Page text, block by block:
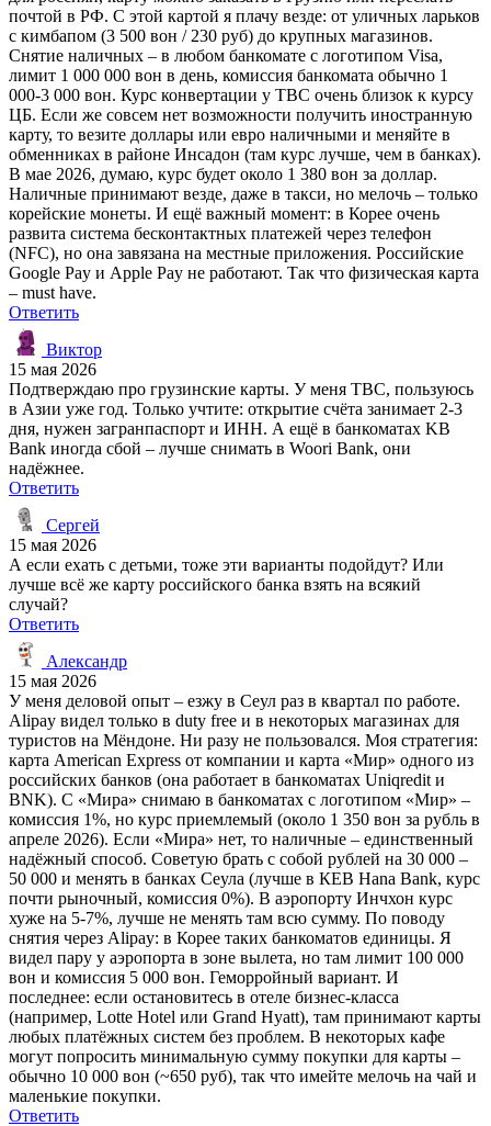
почтой в РФ. С этой картой я плачу везде: от уличных ларьков
с кимбапом (3 500 вон / 230 руб) до крупных магазинов.
Снятие наличных – в любом банкомате с логотипом Visa,
лимит 1 000 000 вон в день, комиссия банкомата обычно 1
000-3 000 вон. Курс конвертации у TBC очень близок к курсу
ЦБ. Если же совсем нет возможности получить иностранную
карту, то везите доллары или евро наличными и меняйте в
обменниках в районе Инсадон (там курс лучше, чем в банках).
В мае 2026, думаю, курс будет около 1 380 вон за доллар.
Наличные принимают везде, даже в такси, но мелочь – только
корейские монеты. И ещё важный момент: в Корее очень
развита система бесконтактных платежей через телефон
(NFC), но она завязана на местные приложения. Российские
Google Pay и Apple Pay не работают. Так что физическая карта
– must have.
Ответить
Виктор
15 мая 2026
Подтверждаю про грузинские карты. У меня TBC, пользуюсь
в Азии уже год. Только учтите: открытие счёта занимает 2-3
дня, нужен загранпаспорт и ИНН. А ещё в банкоматах KB
Bank иногда сбой – лучше снимать в Woori Bank, они
надёжнее.
Ответить
Сергей
15 мая 2026
А если ехать с детьми, тоже эти варианты подойдут? Или
лучше всё же карту российского банка взять на всякий
случай?
Ответить
Александр
15 мая 2026
У меня деловой опыт – езжу в Сеул раз в квартал по работе.
Alipay видел только в duty free и в некоторых магазинах для
туристов на Мёндоне. Ни разу не пользовался. Моя стратегия:
карта American Express от компании и карта «Мир» одного из
российских банков (она работает в банкоматах Uniqredit и
BNK). С «Мира» снимаю в банкоматах с логотипом «Мир» –
комиссия 1%, но курс приемлемый (около 1 350 вон за рубль в
апреле 2026). Если «Мира» нет, то наличные – единственный
надёжный способ. Советую брать с собой рублей на 30 000 –
50 000 и менять в банках Сеула (лучше в КЕВ Hana Bank, курс
почти рыночный, комиссия 0%). В аэропорту Инчхон курс
хуже на 5-7%, лучше не менять там всю сумму. По поводу
снятия через Alipay: в Корее таких банкоматов единицы. Я
видел пару у аэропорта в зоне вылета, но там лимит 100 000
вон и комиссия 5 000 вон. Геморройный вариант. И
последнее: если остановитесь в отеле бизнес-класса
(например, Lotte Hotel или Grand Hyatt), там принимают карты
любых платёжных систем без проблем. В некоторых кафе
могут попросить минимальную сумму покупки для карты –
обычно 10 000 вон (~650 руб), так что имейте мелочь на чай и
маленькие покупки.
Ответить